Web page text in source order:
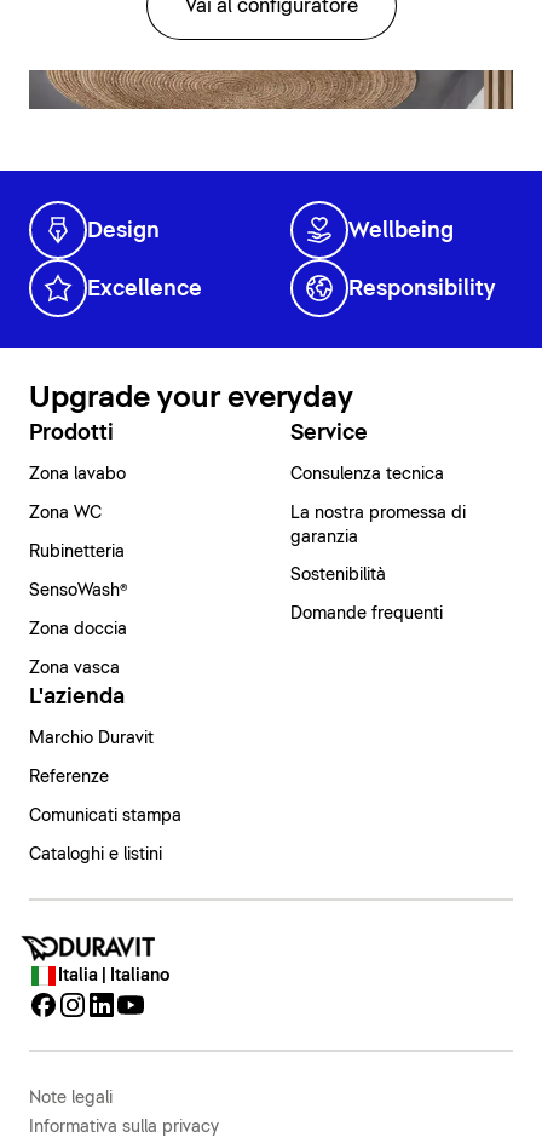
Vai al configuratore
Design Wellbeing
Excellence Responsibility
Upgrade your everyday
Prodotti
Zona lavabo
Zona WC
Rubinetteria
SensoWash®
Zona doccia
Zona vasca
Service
Consulenza tecnica
La nostra promessa di
garanzia
Sostenibilità
Domande frequenti
L'azienda
Marchio Duravit
Referenze
Comunicati stampa
Cataloghi e listini
Italia | Italiano
Note legali
Informativa sulla privacy